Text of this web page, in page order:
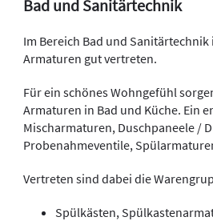
Bad und Sanitärtechnik
Im Bereich Bad und
Armaturen gut vertreten.
Für ein schönes Wohngefühl
Armaturen in Bad und Küche. Ein
Mischarmaturen, Duschpaneele /
Probenahmeventile,
Vertreten sind dabei die
Spülkästen,